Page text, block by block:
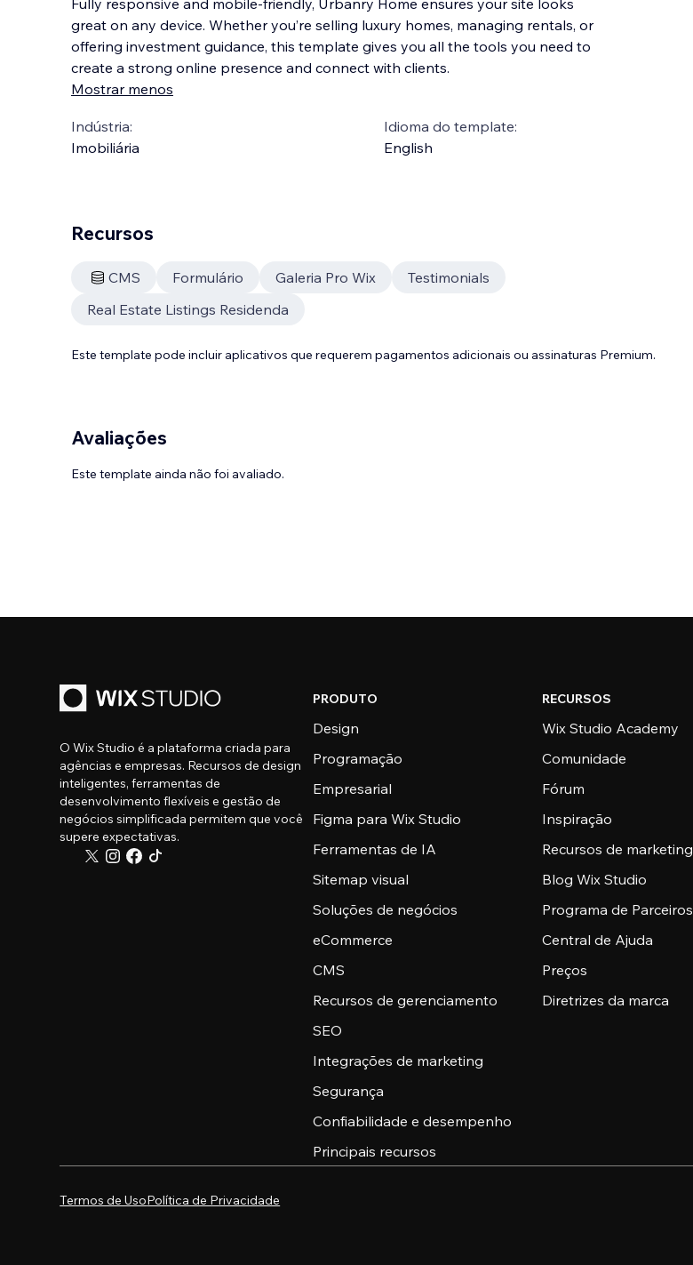
Fully responsive and mobile-friendly, Urbanry Home ensures your site looks
great on any device. Whether you’re selling luxury homes, managing rentals, or
offering investment guidance, this template gives you all the tools you need to
create a strong online presence and connect with clients.
Mostrar menos
Indústria:
Imobiliária
Idioma do template:
English
Recursos
CMS Formulário Galeria Pro Wix
Testimonials
Real Estate Listings Residenda
Este template pode incluir aplicativos que requerem pagamentos adicionais ou assinaturas Premium.
Avaliações
Este template ainda não foi avaliado.
O Wix Studio é a plataforma criada para
agências e empresas. Recursos de design
inteligentes, ferramentas de
desenvolvimento flexíveis e gestão de
negócios simplificada permitem que você
supere expectativas.
PRODUTO
Design
Programação
Empresarial
Figma para Wix Studio
Ferramentas de IA
Sitemap visual
Soluções de negócios
eCommerce
CMS
Recursos de gerenciamento
SEO
Integrações de marketing
Segurança
Confiabilidade e desempenho
Principais recursos
RECURSOS
Wix Studio Academy
Comunidade
Fórum
Inspiração
Recursos de marketing
Blog Wix Studio
Programa de Parceiros
Central de Ajuda
Preços
Diretrizes da marca
Termos de UsoPolítica de Privacidade